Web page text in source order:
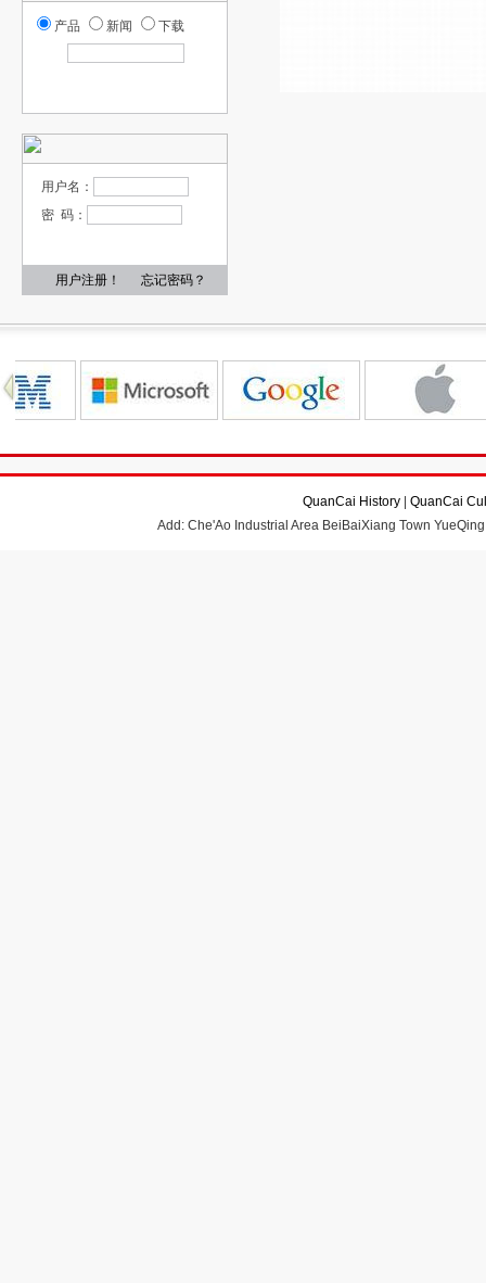
产品 新闻 下载
用户名：
密 码：
用户注册！ 忘记密码？
QuanCai History
QuanCai
Add: Che'Ao Industrial Area BeiBaiXiang Town